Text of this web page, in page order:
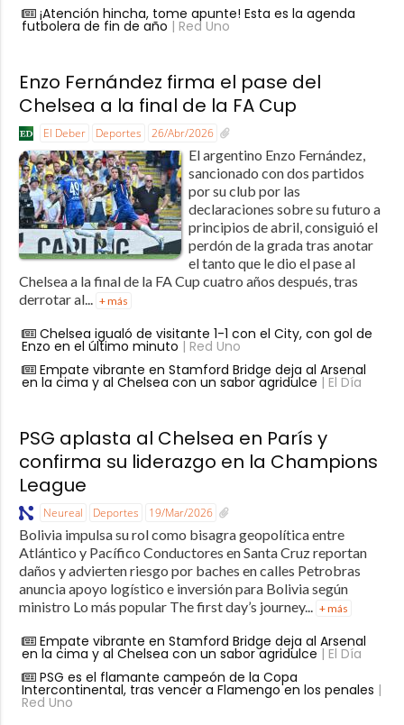
¡Atención hincha, tome apunte! Esta es la agenda
futbolera de fin de año | Red Uno
Enzo Fernández firma el pase del
Chelsea a la final de la FA Cup
El Deber Deportes 26/Abr/2026
El argentino Enzo Fernández,
sancionado con dos partidos
por su club por las
declaraciones sobre su futuro a
principios de abril, consiguió el
perdón de la grada tras anotar
el tanto que le dio el pase al
Chelsea a la final de la FA Cup cuatro años después, tras
derrotar al...
+ más
Chelsea igualó de visitante 1-1 con el City, con gol de
Enzo en el último minuto | Red Uno
Empate vibrante en Stamford Bridge deja al Arsenal
en la cima y al Chelsea con un sabor agridulce | El Día
PSG aplasta al Chelsea en París y
confirma su liderazgo en la Champions
League
Neureal Deportes 19/Mar/2026
Bolivia impulsa su rol como bisagra geopolítica entre
Atlántico y Pacífico Conductores en Santa Cruz reportan
daños y advierten riesgo por baches en calles Petrobras
anuncia apoyo logístico e inversión para Bolivia según
ministro Lo más popular The first day’s journey...
+ más
Empate vibrante en Stamford Bridge deja al Arsenal
en la cima y al Chelsea con un sabor agridulce | El Día
PSG es el flamante campeón de la Copa
Intercontinental, tras vencer a Flamengo en los penales |
Red Uno